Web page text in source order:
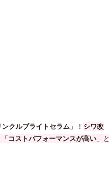
クルブライトセラム 」！ シワ改
コストパフォーマンスが高い 」と